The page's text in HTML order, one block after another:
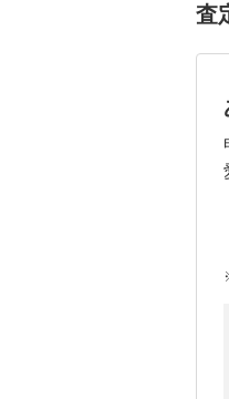
査